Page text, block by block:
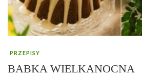
PRZEPISY
BABKA WIELKANOCNA